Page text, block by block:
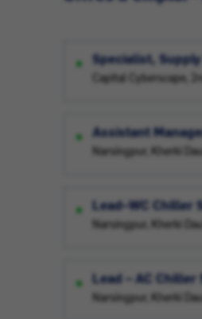
Specialist,
Capital Cyberscape,
Assistant
Narsingpur, Kherki
Lead–WC Chiller
Narsingpur, Kherki
Lead – AC
Narsingpur, Kherki